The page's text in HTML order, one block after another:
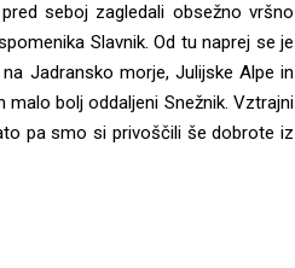
seboj zagledali obsežno vršno
Slavnik. Od tu naprej se je
Jadransko morje, Julijske Alpe in
malo bolj oddaljeni Snežnik. Vztrajni
pa smo si privoščili še dobrote iz